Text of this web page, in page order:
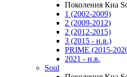
Поколения Киа
1 (2002-2009)
2 (2009-2012)
2 (2012-2015)
3 (2015 - н.в.)
PRIME (2015-
2021 - н.в.
Soul